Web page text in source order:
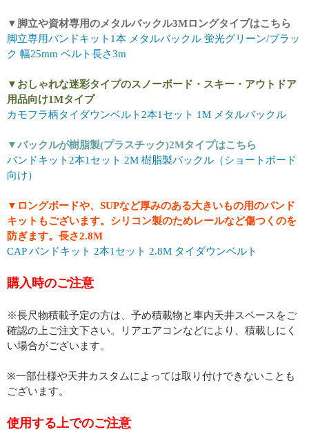
▼脚立や資材専用のメタルバックル3Mロングタイプはこちら
脚立専用バンドキット1本 メタルバックル 蛍光グリーン/ブラッ
ク 幅25mm ベルト長さ3m
▼おしゃれな迷彩タイプのスノーボード・スキー・アウトドア
用品向け1Mタイプ
カモフラ柄タイダウンベルト2本1セット 1M メタルバックル
▼バックルが樹脂製(プラスチック)2Mタイプはこちら
バンドキット2本1セット 2M 樹脂製バックル（ショートボード
向け）
▼ロングボードや、SUPなど厚みのある大きいもの用のバンド
キットもございます。シリコン製のためレールなど傷つくのを
防ぎます。長さ2.8M
CAP バンドキット 2本1セット 2.8M タイダウンベルト
購入時のご注意
※長尺物積載予定の方は、予め積載物と車内天井スペースをご
確認の上ご注文下さい。リアエアコンなどにより、積載しにく
い場合がございます。
※一部仕様や天井カスタムによっては取り付けできないことも
ございます。
使用する上でのご注意